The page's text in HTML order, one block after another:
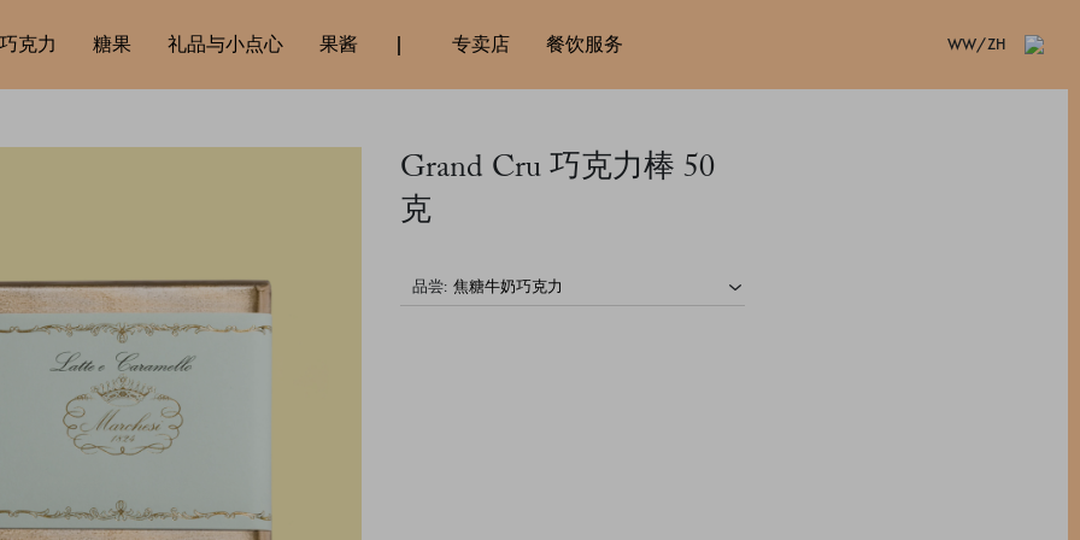
巧克力 糖果 礼品与小点心 果酱 专卖店 餐饮服务 WW/ZH
Grand Cru 巧克力棒 50
克
品尝: